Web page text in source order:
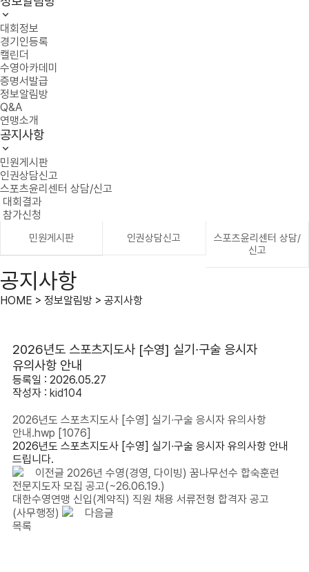
대회정보
경기인등록
캘린더
수영아카데미
증명서발급
정보알림방
Q&A
연맹소개
공지사항
민원게시판
인권상담신고
스포츠윤리센터 상담/신고
대회결과
참가신청
민원게시판 인권상담신고
스포츠윤리센터 상담/
신고
공지사항
HOME > 정보알림방 > 공지사항
2026년도 스포츠지도사 [수영] 실기∙구술 응시자
유의사항 안내
등록일 : 2026.05.27
작성자 : kid104
2026년도 스포츠지도사 [수영] 실기∙구술 응시자 유의사항
안내.hwp [1076]
2026년도 스포츠지도사 [수영] 실기∙구술 응시자 유의사항 안내
드립니다.
이전글 2026년 수영(경영, 다이빙) 꿈나무선수 합숙훈련
전문지도자 모집 공고(~26.06.19.)
대한수영연맹 신입(계약직) 직원 채용 서류전형 합격자 공고
(사무행정)
다음글
목록